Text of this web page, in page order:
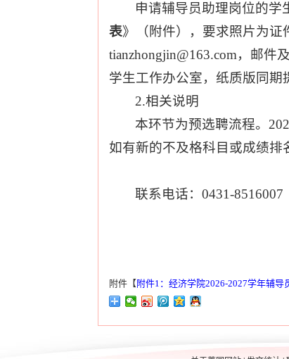
申请辅导员助理岗位的学
表》（附件），要求照片为证
tianzhongjin@163.com，邮件
学生工作办公室，纸质版同期
2.相关说明
本环节为预选聘流程。
如有新的不及格科目或成绩排
联系电话：0431-8516007
附件【 附件1：经济学院2026-2027学年辅导